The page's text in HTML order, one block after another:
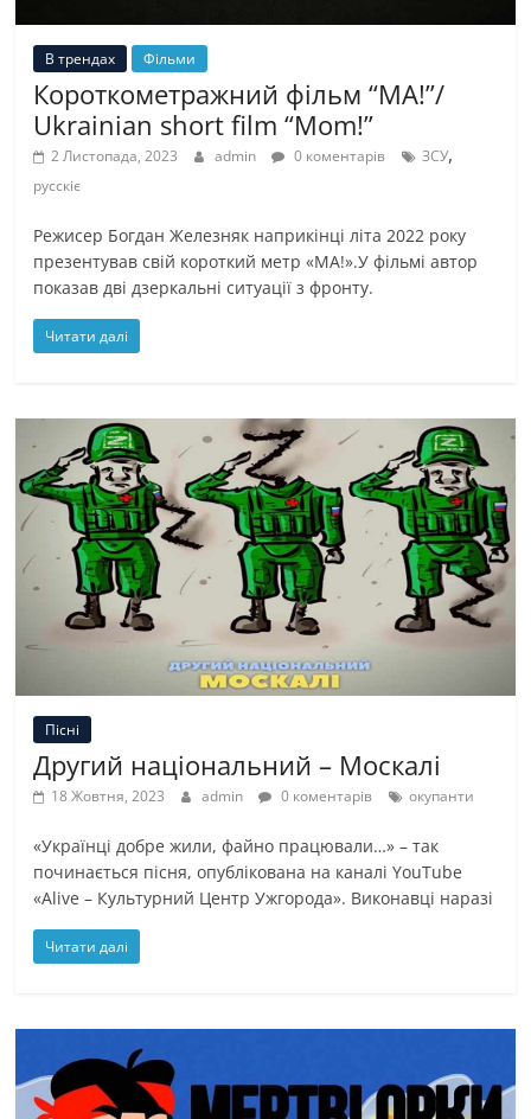
В трендах Фільми
Короткометражний фільм “МА!”/
Ukrainian short film “Mom!”
2 Листопада, 2023 admin 0 коментарів ЗСУ,
русскіє
Режисер Богдан Железняк наприкінці літа 2022 року
презентував свій короткий метр «МА!».У фільмі автор
показав дві дзеркальні ситуації з фронту.
Читати далі
Пісні
Другий національний – Москалі
18 Жовтня, 2023 admin 0 коментарів окупанти
«Українці добре жили, файно працювали…» – так
починається пісня, опублікована на каналі YouTube
«Alive – Культурний Центр Ужгорода». Виконавці наразі
Читати далі